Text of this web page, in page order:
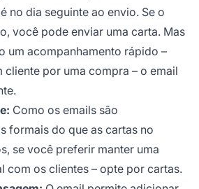
no dia seguinte ao envio. Se o
você pode enviar uma carta. Mas
um acompanhamento rápido –
por uma compra – o email
Como os emails são
formais do que as cartas no
se você preferir manter uma
com os clientes – opte por cartas.